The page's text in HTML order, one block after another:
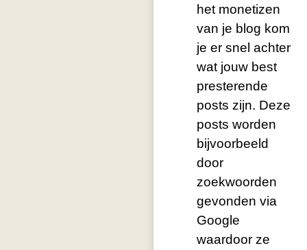
het monetizen
van je blog kom
je er snel achter
wat jouw best
presterende
posts zijn. Deze
posts worden
bijvoorbeeld
door
zoekwoorden
gevonden via
Google
waardoor ze